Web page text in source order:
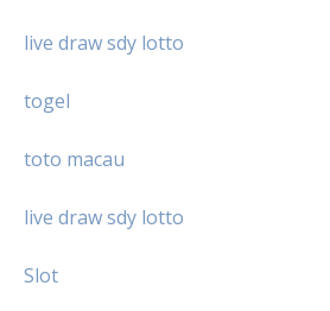
live draw sdy lotto
togel
toto macau
live draw sdy lotto
Slot